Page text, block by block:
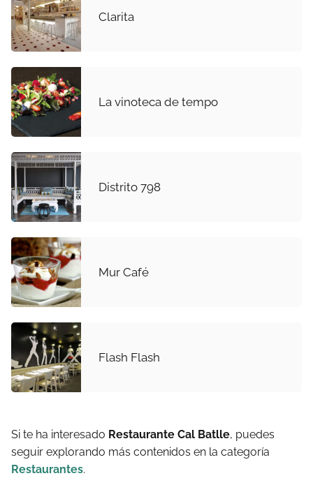
Clarita
La vinoteca de tempo
Distrito 798
Mur Café
Flash Flash
Si te ha interesado Restaurante Cal Batlle, puedes
seguir explorando más contenidos en la categoría
Restaurantes.